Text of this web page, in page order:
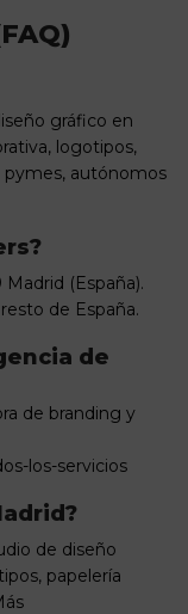
gráfico en
logotipos,
pymes, autónomos
(España).
de España.
de
de branding y
los-servicios
de diseño
papelería